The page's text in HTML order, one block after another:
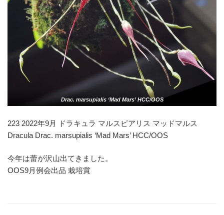
Drac. marsupialis ‘Mad Mars’ HCC/OOS
223 2022年9月 ドラキュラ マルスピアリス マッドマルス
Dracula Drac. marsupialis ‘Mad Mars’ HCC/OOS
今年は蕾が沢山出てきました。
OOS9月例会出品 栽培賞